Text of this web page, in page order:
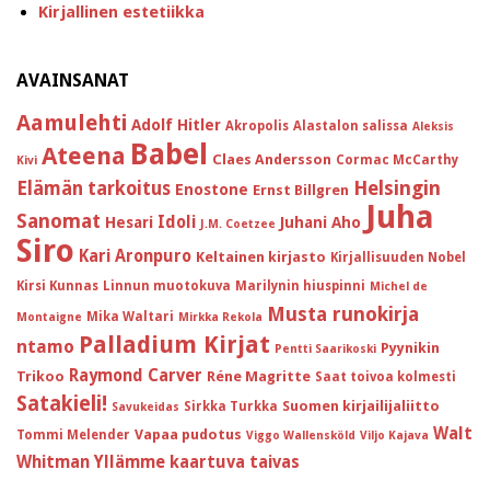
Kirjallinen estetiikka
AVAINSANAT
Aamulehti Adolf Hitler Akropolis Alastalon salissa Aleksis
Kivi Ateena Babel Claes Andersson Cormac McCarthy
Elämän tarkoitus Enostone Ernst Billgren Helsingin
Sanomat Hesari Idoli J.M. Coetzee Juhani Aho Juha
Siro Kari Aronpuro Keltainen kirjasto Kirjallisuuden Nobel
Kirsi Kunnas Linnun muotokuva Marilynin hiuspinni Michel de
Montaigne Mika Waltari Mirkka Rekola Musta runokirja
ntamo Palladium Kirjat Pentti Saarikoski Pyynikin
Trikoo Raymond Carver Réne Magritte Saat toivoa kolmesti
Satakieli! Savukeidas Sirkka Turkka Suomen kirjailijaliitto
Tommi Melender Vapaa pudotus Viggo Wallensköld Viljo Kajava Walt
Whitman Yllämme kaartuva taivas